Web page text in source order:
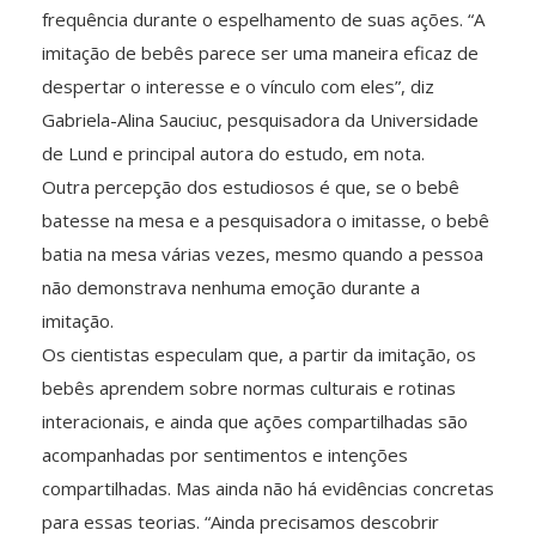
frequência durante o espelhamento de suas ações. “A
imitação de bebês parece ser uma maneira eficaz de
despertar o interesse e o vínculo com eles”, diz
Gabriela-Alina Sauciuc, pesquisadora da Universidade
de Lund e principal autora do estudo, em nota.
Outra percepção dos estudiosos é que, se o bebê
batesse na mesa e a pesquisadora o imitasse, o bebê
batia na mesa várias vezes, mesmo quando a pessoa
não demonstrava nenhuma emoção durante a
imitação.
Os cientistas especulam que, a partir da imitação, os
bebês aprendem sobre normas culturais e rotinas
interacionais, e ainda que ações compartilhadas são
acompanhadas por sentimentos e intenções
compartilhadas. Mas ainda não há evidências concretas
para essas teorias. “Ainda precisamos descobrir